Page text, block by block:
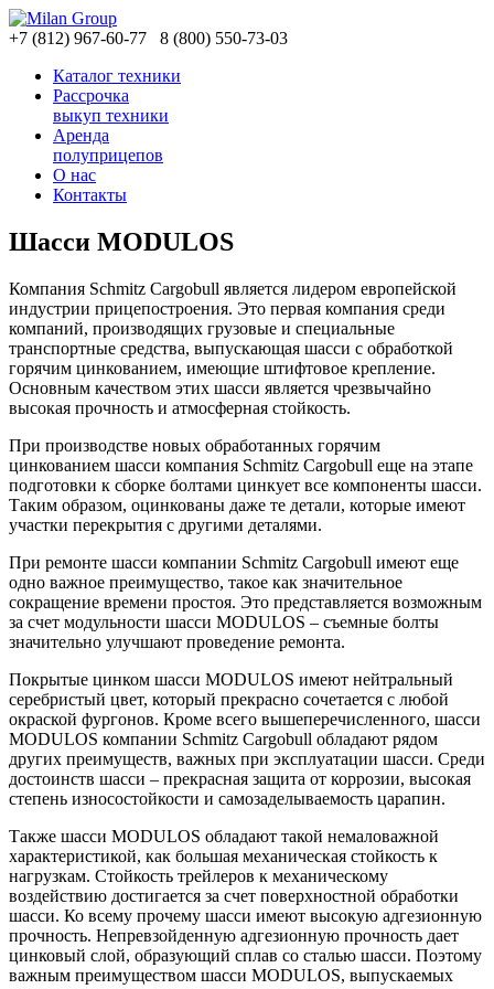
+7 (812) 967-60-77 8 (800) 550-73-03
Каталог техники
Рассрочка
выкуп техники
Аренда
полуприцепов
О нас
Контакты
Шасси MODULOS
Компания Schmitz Cargobull является лидером европейской
индустрии прицепостроения. Это первая компания среди
компаний, производящих грузовые и специальные
транспортные средства, выпускающая шасси с обработкой
горячим цинкованием, имеющие штифтовое крепление.
Основным качеством этих шасси является чрезвычайно
высокая прочность и атмосферная стойкость.
При производстве новых обработанных горячим
цинкованием шасси компания Schmitz Cargobull еще на этапе
подготовки к сборке болтами цинкует все компоненты шасси.
Таким образом, оцинкованы даже те детали, которые имеют
участки перекрытия с другими деталями.
При ремонте шасси компании Schmitz Cargobull имеют еще
одно важное преимущество, такое как значительное
сокращение времени простоя. Это представляется возможным
за счет модульности шасси MODULOS – съемные болты
значительно улучшают проведение ремонта.
Покрытые цинком шасси MODULOS имеют нейтральный
серебристый цвет, который прекрасно сочетается с любой
окраской фургонов. Кроме всего вышеперечисленного, шасси
MODULOS компании Schmitz Cargobull обладают рядом
других преимуществ, важных при эксплуатации шасси. Среди
достоинств шасси – прекрасная защита от коррозии, высокая
степень износостойкости и самозаделываемость царапин.
Также шасси MODULOS обладают такой немаловажной
характеристикой, как большая механическая стойкость к
нагрузкам. Стойкость трейлеров к механическому
воздействию достигается за счет поверхностной обработки
шасси. Ко всему прочему шасси имеют высокую адгезионную
прочность. Непревзойденную адгезионную прочность дает
цинковый слой, образующий сплав со сталью шасси. Поэтому
важным преимуществом шасси MODULOS, выпускаемых